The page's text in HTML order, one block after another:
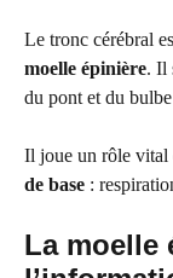
Le tronc cérébral
moelle épinière. Il
du pont et du
Il joue un rôle vital
de base :
La moelle